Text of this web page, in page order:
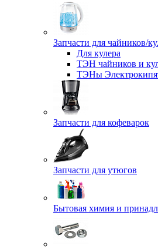
Запчасти для чайников/
Для кулера
ТЭН чайников и
ТЭНы
Запчасти для кофеварок
Запчасти для утюгов
Бытовая химия и